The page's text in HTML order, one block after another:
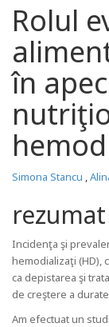
Rolul
în
Simona Stancu ,
rezumat
Incidenţa şi
hemodializaţi (HD),
ca depistarea şi
de creştere a
Am efectuat un